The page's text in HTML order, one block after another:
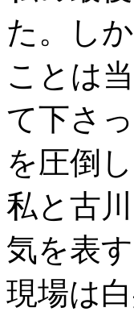
た。し
ことは
て下さ
を圧倒
私と古
気を表
現場は